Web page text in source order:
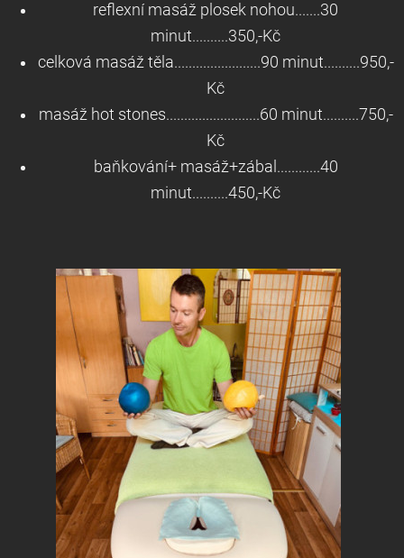
reflexní masáž plosek nohou.......30
minut..........350,-Kč
celková masáž těla........................90 minut..........950,-
Kč
masáž hot stones..........................60 minut..........750,-
Kč
baňkování+ masáž+zábal............40
minut..........450,-Kč